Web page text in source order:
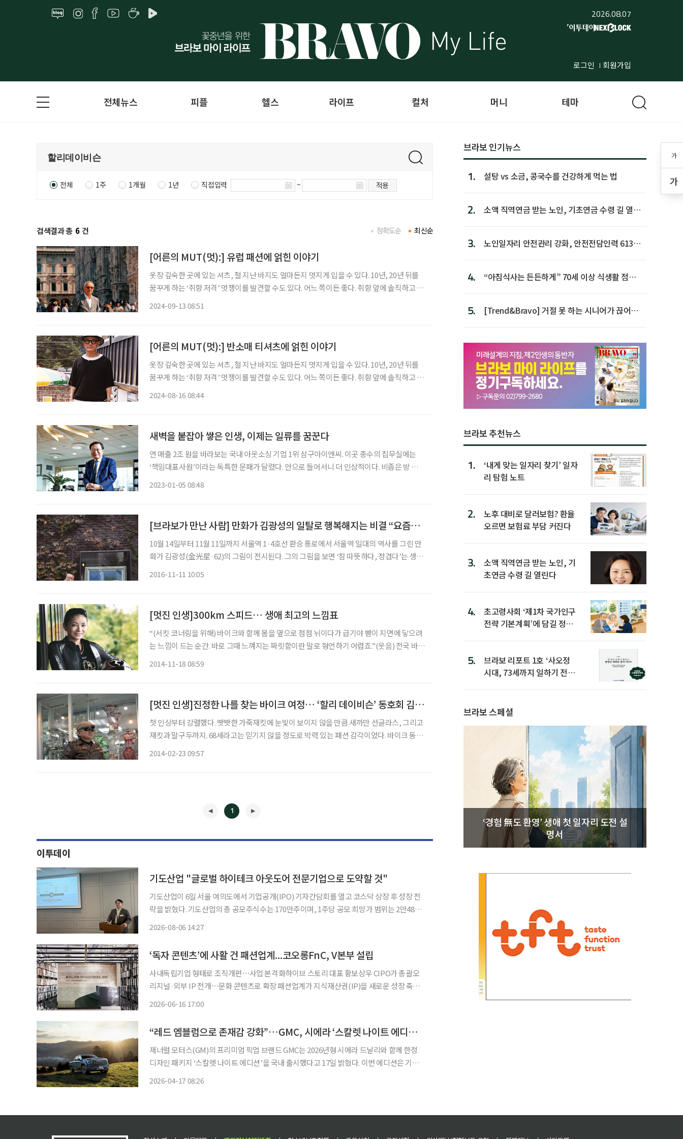
2026.08.07
로그인 회원가입
가
가
전체뉴스 피플 헬스 라이프 컬처 머니 테마
전체 1주 1개월 1년 직접입력 ~ 적용
검색결과 총 6 건 최신순
정확도순
[어른의 MUT(멋):] 유럽 패션에 얽힌 이야기
옷장 깊숙한 곳에 있는 셔츠, 철 지난 바지도 얼마든지 멋지게 입을 수 있다. 10년, 20년 뒤를
꿈꾸게 하는 ‘취향 저격’ 멋쟁이를 발견할 수도 있다. 어느 쪽이든 좋다. 취향 앞에 솔직하고 당
2024-09-13 08:51
[어른의 MUT(멋):] 반소매 티셔츠에 얽힌 이야기
옷장 깊숙한 곳에 있는 셔츠, 철 지난 바지도 얼마든지 멋지게 입을 수 있다. 10년, 20년 뒤를
꿈꾸게 하는 ‘취향 저격’ 멋쟁이를 발견할 수도 있다. 어느 쪽이든 좋다. 취향 앞에 솔직하고 당
2024-08-16 08:44
새벽을 붙잡아 쌓은 인생, 이제는 일류를 꿈꾼다
연 매출 2조 원을 바라보는 국내 아웃소싱 기업 1위 삼구아이앤씨. 이곳 총수의 집무실에는
‘책임대표사원’이라는 독특한 문패가 달렸다. 안으로 들어서니 더 인상적이다. 비좁은 방 크
2023-01-05 08:48
[브라보가 만난 사람] 만화가 김광성의 일탈로 행복해지는 비결 “요즘은 틈만 나면 놀러가고 싶다”
10월 14일부터 11월 11일까지 서울역 1·4호선 환승 통로에서 서울역 일대의 역사를 그린 만
화가 김광성(金光星·62)의 그림이 전시된다. 그의 그림을 보면 ‘참 따뜻하다, 정겹다’는 생각
2016-11-11 10:05
[멋진 인생]300km 스피드… 생애 최고의 느낌표
“(서킷 코너링을 위해) 바이크와 함께 몸을 옆으로 점점 뉘이다가 급기야 뺨이 지면에 닿으려
는 느낌이 드는 순간. 바로 그때 느껴지는 짜릿함이란 말로 형언하기 어렵죠.”(웃음) 전국 바이
2014-11-18 08:59
[멋진 인생]진정한 나를 찾는 바이크 여정… ‘할리 데이비슨’ 동호회 김홍선(68)씨
첫 인상부터 강렬했다. 빳빳한 가죽재킷에 눈빛이 보이지 않을 만큼 새까만 선글라스, 그리고
재킷과 말구두까지. 68세라고는 믿기지 않을 정도로 박력 있는 패션 감각이었다. 바이크 동호
2014-02-23 09:57
◀
1
▶
이투데이
기도산업 "글로벌 하이테크 아웃도어 전문기업으로 도약할 것"
기도산업이 6일 서울 여의도에서 기업공개(IPO) 기자간담회를 열고 코스닥 상장 후 성장 전
략을 밝혔다. 기도산업의 총 공모주식수는 170만주이며, 1주당 공모 희망가 범위는 2만4800
2026-08-06 14:27
‘독자 콘텐츠’에 사활 건 패션업계...코오롱FnC, V본부 설립
사내독립기업 형태로 조직개편⋯사업 본격화하이브 스토리 대표 황보상우 CIPO가 총괄오
리지널·외부 IP 전개⋯문화 콘텐츠로 확장 패션업계가 지식재산권(IP)을 새로운 성장 축으
2026-06-16 17:00
“레드 엠블럼으로 존재감 강화”…GMC, 시에라 ‘스칼렛 나이트 에디션’ 출시
제너럴 모터스(GM)의 프리미엄 픽업 브랜드 GMC는 2026년형 시에라 드날리와 함께 한정
디자인 패키지 ‘스칼렛 나이트 에디션’을 국내 출시했다고 17일 밝혔다. 이번 에디션은 기존
2026-04-17 08:26
브라보 인기뉴스
1. 설탕 vs 소금, 콩국수를 건강하게 먹는 법
2.
소액 직역연금 받는 노인, 기초연금 수령 길 열린
3.
노인일자리 안전관리 강화, 안전전담인력 613명
4.
“아침식사는 든든하게” 70세 이상 식생활 점수
5.
[Trend&Bravo] 거절 못 하는 시니어가 끊어야
브라보 추천뉴스
1.
‘내게 맞는 일자리 찾기’ 일자
리 탐험 노트
2.
노후 대비로 달러보험? 환율
오르면 보험료 부담 커진다
3.
소액 직역연금 받는 노인, 기
초연금 수령 길 열린다
4.
초고령사회 ‘제1차 국가인구
전략 기본계획’에 담길 정책
5.
브라보 리포트 1호 ‘사오정
시대, 73세까지 일하기 전략’
브라보 스페셜
‘경험 無도 환영’ 생애 첫 일자리 도전 설
명서